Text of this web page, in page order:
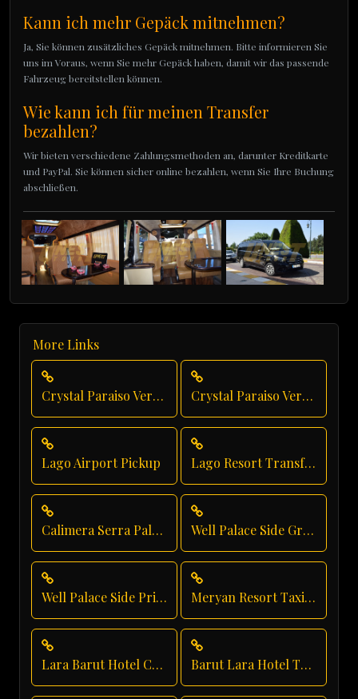
Kann ich mehr Gepäck mitnehmen?
Ja, Sie können zusätzliches Gepäck mitnehmen. Bitte informieren Sie
uns im Voraus, wenn Sie mehr Gepäck haben, damit wir das passende
Fahrzeug bereitstellen können.
Wie kann ich für meinen Transfer
bezahlen?
Wir bieten verschiedene Zahlungsmethoden an, darunter Kreditkarte
und PayPal. Sie können sicher online bezahlen, wenn Sie Ihre Buchung
abschließen.
More Links
Crystal Paraiso Verde Taxi Service Crystal Paraiso Verde Transfer
Lago Airport Pickup Lago Resort Transfer
Calimera Serra Palace Shuttle Service Well Palace Side Group Transfer
Well Palace Side Private Transfer Meryan Resort Taxi Service
Lara Barut Hotel Chauffeur Barut Lara Hotel Transfer